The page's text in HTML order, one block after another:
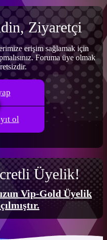
Ziyaretçi
erişim sağlamak için
Foruma üye olmak
ol
Üyelik!
Vip-Gold Üyelik